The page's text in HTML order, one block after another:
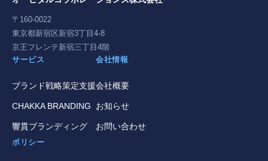
〒160-0022
東京都新宿区新宿3丁目4-8
京王フレンテ新宿三丁目4階
サービス
ブランド戦略策定支援
CHAKKA BRANDING
響貫ブランディング
会社情報
会社概要
お知らせ
お問い合わせ
ポリシー